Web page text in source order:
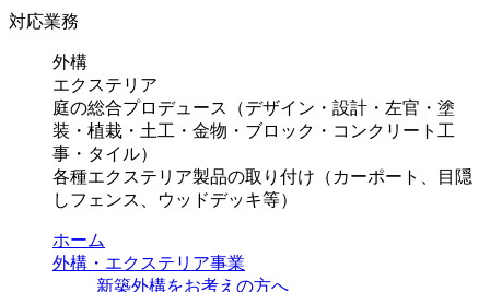
対応業務
外構
エクステリア
庭の総合プロデュース（デザイン・設計・左官・塗
装・植栽・土工・金物・ブロック・コンクリート工
事・タイル）
各種エクステリア製品の取り付け（カーポート、目隠
しフェンス、ウッドデッキ等）
ホーム
外構・エクステリア事業
新築外構をお考えの方へ